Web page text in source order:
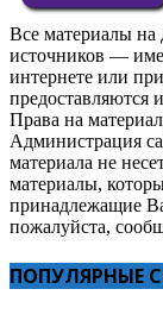
Все материалы на
источников —
интернете или
предоставляются
Права на
Администрация
материала не
материалы,
принадлежащие
пожалуйста,
ПОПУЛЯРНЫЕ